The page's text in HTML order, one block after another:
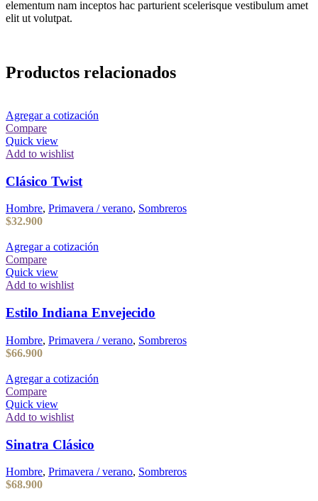
elementum nam inceptos hac parturient scelerisque vestibulum amet
elit ut volutpat.
Productos relacionados
Agregar a cotización
Compare
Quick view
Add to wishlist
Clásico Twist
Hombre, Primavera / verano, Sombreros
$32.900
Agregar a cotización
Compare
Quick view
Add to wishlist
Estilo Indiana Envejecido
Hombre, Primavera / verano, Sombreros
$66.900
Agregar a cotización
Compare
Quick view
Add to wishlist
Sinatra Clásico
Hombre, Primavera / verano, Sombreros
$68.900